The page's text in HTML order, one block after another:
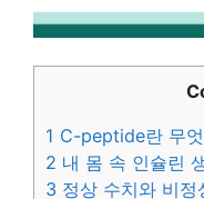
1 C-peptide란 무
2 내 몸 속 인슐린
3 정상 수치와 비